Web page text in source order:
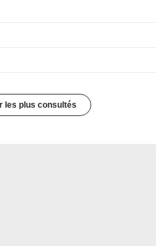
les plus consultés